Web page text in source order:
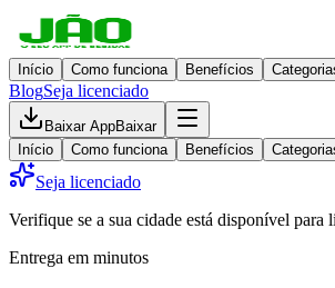
Início Como funciona Benefícios
BlogSeja licenciado
Baixar AppBaixar
Início
Como funciona Benefícios
Seja licenciado
Verifique se a sua cidade está disponível para
Entrega em minutos